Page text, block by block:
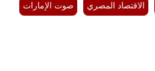
الاقتصاد المصري صوت الإمارات